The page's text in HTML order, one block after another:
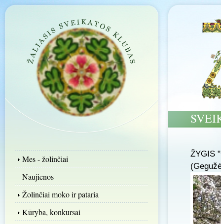
Mes - žolinčiai
Naujienos
Žolinčiai moko ir pataria
Kūryba, konkursai
ŽYGIS